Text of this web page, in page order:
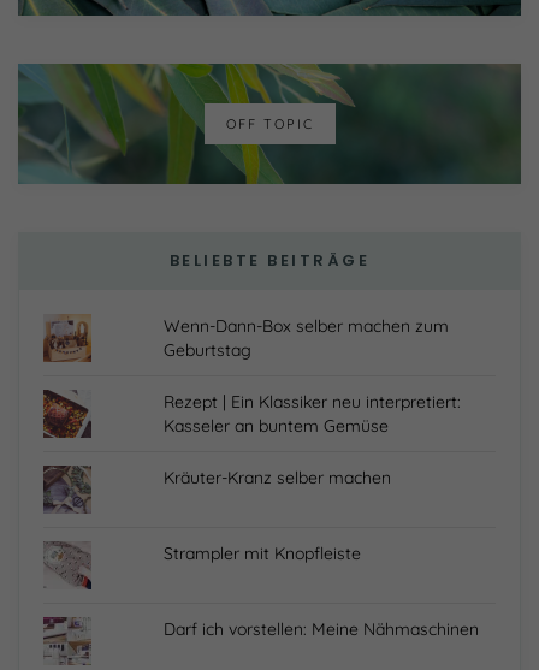
OFF TOPIC
BELIEBTE BEITRÄGE
Wenn-Dann-Box selber machen zum
Geburtstag
Rezept | Ein Klassiker neu interpretiert:
Kasseler an buntem Gemüse
Kräuter-Kranz selber machen
Strampler mit Knopfleiste
Darf ich vorstellen: Meine Nähmaschinen